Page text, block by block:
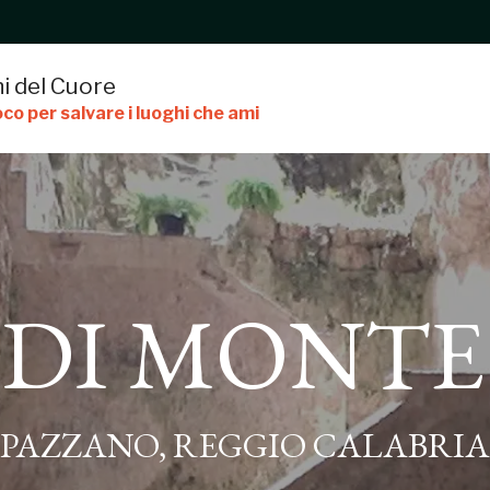
del Cuore
per salvare i luoghi che ami
PAZZANO, REGGIO CALABRIA
STELLA